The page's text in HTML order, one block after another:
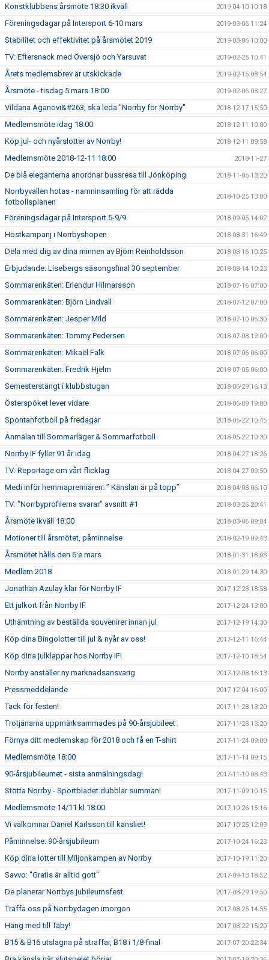
Konstklubbens årsmöte 18:30 ikväll 2019-04-10 10:18
Föreningsdagar på Intersport 6-10 mars 2019-03-06 11:24
Stabilitet och effektivitet på årsmötet 2019 2019-03-06 10:00
TV: Eftersnack med Översjö och Yarsuvat 2019-02-25 10:41
Årets medlemsbrev är utskickade 2019-02-15 08:54
Årsmöte - tisdag 5 mars 18:00 2019-02-06 08:27
Vildana Aganovi&#263; ska leda "Norrby för Norrby" 2018-12-17 15:50
Medlemsmöte idag 18:00 2018-12-11 10:00
Köp jul- och nyårslotter av Norrby! 2018-12-11 09:58
Medlemsmöte 2018-12-11 18:00 2018-11-27
De blå eleganterna anordnar bussresa till Jönköping 2018-11-05 13:20
Norrbyvallen hotas - namninsamling för att rädda
fotbollsplanen
2018-10-25 13:00
Föreningsdagar på Intersport 5-9/9 2018-09-05 14:02
Höstkampanj i Norrbyshopen 2018-08-31 16:49
Dela med dig av dina minnen av Björn Reinholdsson 2018-08-16 10:25
Erbjudande: Lisebergs säsongsfinal 30 september 2018-08-14 10:23
Sommarenkäten: Erlendur Hilmarsson 2018-07-16 07:00
Sommarenkäten: Björn Lindvall 2018-07-12 07:00
Sommarenkäten: Jesper Mild 2018-07-10 06:30
Sommarenkäten: Tommy Pedersen 2018-07-08 12:00
Sommarenkäten: Mikael Falk 2018-07-06 06:00
Sommarenkäten: Fredrik Hjelm 2018-07-05 06:00
Semesterstängt i klubbstugan 2018-06-29 16:13
Österspöket lever vidare 2018-06-09 19:00
Spontanfotboll på fredagar 2018-05-22 10:45
Anmälan till Sommarläger & Sommarfotboll 2018-05-22 10:30
Norrby IF fyller 91 år idag 2018-04-27 18:26
TV: Reportage om vårt flicklag 2018-04-27 09:50
Medi inför hemmapremiären: ” Känslan är på topp” 2018-04-08 06:10
TV: "Norrbyprofilerna svarar" avsnitt #1 2018-03-26 20:41
Årsmöte ikväll 18:00 2018-03-06 09:04
Motioner till årsmötet, påminnelse 2018-02-19 09:43
Årsmötet hålls den 6:e mars 2018-01-31 18:03
Medlem 2018 2018-01-29 14:30
Jonathan Azulay klar för Norrby IF 2017-12-28 18:58
Ett julkort från Norrby IF 2017-12-24 13:00
Uthämtning av beställda souvenirer innan jul 2017-12-19 14:30
Köp dina Bingolotter till jul & nyår av oss! 2017-12-11 16:44
Köp dina julklappar hos Norrby IF! 2017-12-10 18:54
Norrby anställer ny marknadsansvarig 2017-12-08 16:13
Pressmeddelande 2017-12-04 16:00
Tack för festen! 2017-11-28 13:20
Trotjänarna uppmärksammades på 90-årsjubileet 2017-11-28 13:20
Förnya ditt medlemskap för 2018 och få en T-shirt 2017-11-24 09:00
Medlemsmöte 18:00 2017-11-14 09:15
90-årsjubileumet - sista anmälningsdag! 2017-11-10 08:43
Stötta Norrby - Sportbladet dubblar summan! 2017-11-09 10:15
Medlemsmöte 14/11 kl 18:00 2017-10-26 15:16
Vi välkomnar Daniel Karlsson till kansliet! 2017-10-25 12:09
Påminnelse: 90-årsjubileum 2017-10-24 16:23
Köp dina lotter till Miljonkampen av Norrby 2017-10-19 11:20
Savvo: "Gratis är alltid gott" 2017-09-13 18:52
De planerar Norrbys jubileumsfest 2017-08-29 19:50
Träffa oss på Norrbydagen imorgon 2017-08-25 14:55
Häng med till Täby! 2017-08-22 15:20
B15 & B16 utslagna på straffar, B18 i 1/8-final 2017-07-20 22:34